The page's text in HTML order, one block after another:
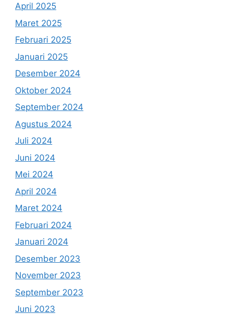
April 2025
Maret 2025
Februari 2025
Januari 2025
Desember 2024
Oktober 2024
September 2024
Agustus 2024
Juli 2024
Juni 2024
Mei 2024
April 2024
Maret 2024
Februari 2024
Januari 2024
Desember 2023
November 2023
September 2023
Juni 2023